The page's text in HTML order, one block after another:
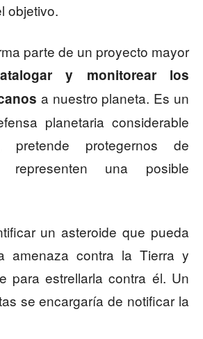
objetivo.
parte de un proyecto mayor
y monitorear los
a nuestro planeta. Es un
planetaria considerable
pretende protegernos de
representen una posible
un asteroide que pueda
amenaza contra la Tierra y
para estrellarla contra él. Un
se encargaría de notificar la